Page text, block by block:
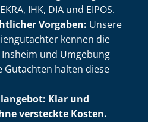
IHK, DIA und EIPOS.
Vorgaben: Unsere
kennen die
Insheim und Umgebung
Gutachten halten diese
Klar und
versteckte Kosten.